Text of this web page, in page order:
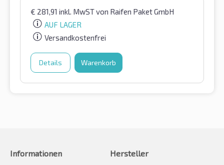
€ 281,91 inkl. MwSTvon Raifen Paket GmbH
AUF LAGER
Versandkostenfrei
Details Warenkorb
Informationen
Hersteller